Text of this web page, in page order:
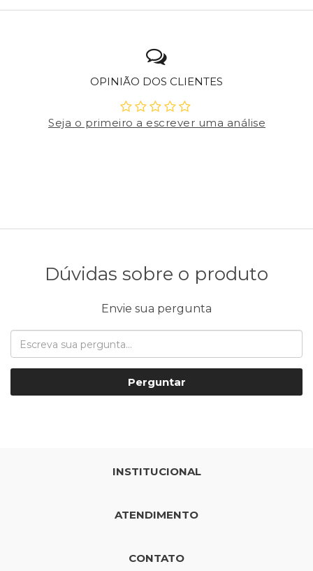
OPINIÃO DOS CLIENTES
Seja o primeiro a escrever uma análise
Dúvidas sobre o produto
Envie sua pergunta
Perguntar
INSTITUCIONAL
ATENDIMENTO
CONTATO